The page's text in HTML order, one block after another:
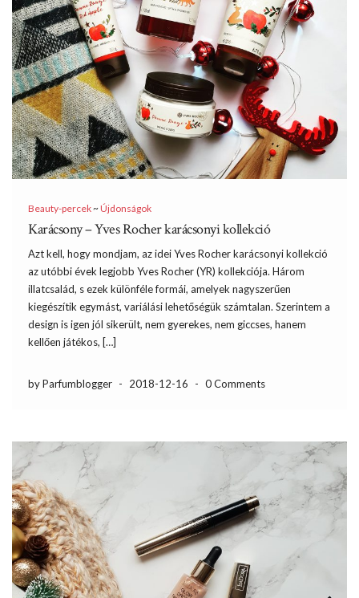
Beauty-percek~Újdonságok
Karácsony – Yves Rocher karácsonyi kollekció
Azt kell, hogy mondjam, az idei Yves Rocher karácsonyi kollekció
az utóbbi évek legjobb Yves Rocher (YR) kollekciója. Három
illatcsalád, s ezek különféle formái, amelyek nagyszerűen
kiegészítik egymást, variálási lehetőségük számtalan. Szerintem a
design is igen jól sikerült, nem gyerekes, nem giccses, hanem
kellően játékos, […]
by Parfumblogger - 2018-12-16 - 0 Comments